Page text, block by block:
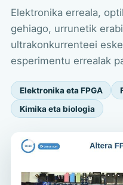
Elektronika erreala,
gehiago, urrunetik
ultrakonkurrenteei
esperimentu errealak
Elektronika eta FPGA
Kimika eta biologia